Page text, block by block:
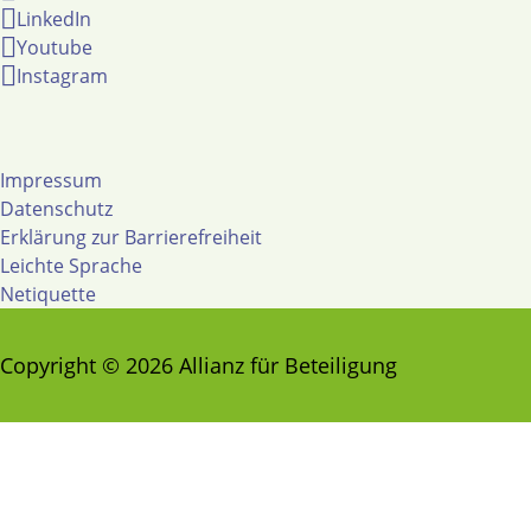
LinkedIn
Youtube
Instagram
Impressum
Datenschutz
Erklärung zur Barrierefreiheit
Leichte Sprache
Netiquette
Copyright © 2026 Allianz für Beteiligung